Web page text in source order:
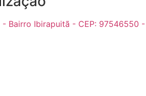
- Bairro Ibirapuitã - CEP: 97546550 -